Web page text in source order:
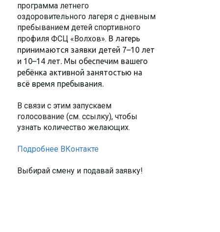
программа летнего
оздоровительного лагеря с дневным
пребыванием детей спортивного
профиля ФСЦ «Волхов». В лагерь
принимаются заявки детей 7–10 лет
и 10–14 лет. Мы обеспечим вашего
ребёнка активной занятостью на
всё время пребывания.
В связи с этим запускаем
голосование (см. ссылку), чтобы
узнать количество желающих.
Подробнее ВКонтакте
Выбирай смену и подавай заявку!